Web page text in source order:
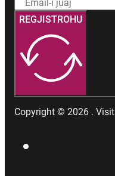
REGJISTROHU
Copyright © 2026 .